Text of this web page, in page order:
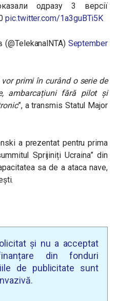
одразу 3 версії
pic.twitter.com/1a3guBTi5K
September
primi în curând o serie de
ambarcațiuni fără pilot și
”, a transmis Statul Major
a prezentat pentru prima
Sprijiniți Ucraina” din
sa de a ataca nave,
și nu a acceptat
din fonduri
de publicitate sunt